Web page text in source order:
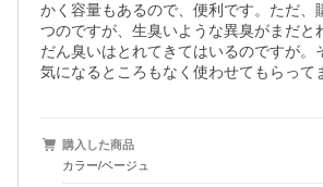
かく容量もあるので、便利です。ただ、
つのですが、生臭いような異臭がまだ
だん臭いはとれてきてはいるのですが。
気になるところもなく使わせてもらって
購入した商品
カラー/ベージュ